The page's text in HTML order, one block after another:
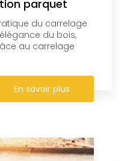
parquet
du carrelage
du bois,
au carrelage
En savoir plus